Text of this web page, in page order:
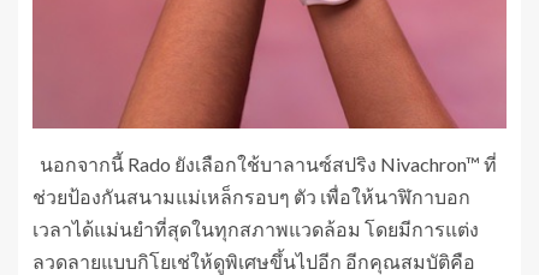
นอกจากนี้ Rado ยังเลือกใช้บาลานซ์สปริง Nivachron™ ที่
ช่วยป้องกันสนามแม่เหล็กรอบๆ ตัว เพื่อให้นาฬิกาบอก
เวลาได้แม่นยำที่สุดในทุกสภาพแวดล้อม โดยมีการแต่ง
ลวดลายแบบกิโยเช่ให้ดูพิเศษขึ้นไปอีก อีกคุณสมบัติคือ